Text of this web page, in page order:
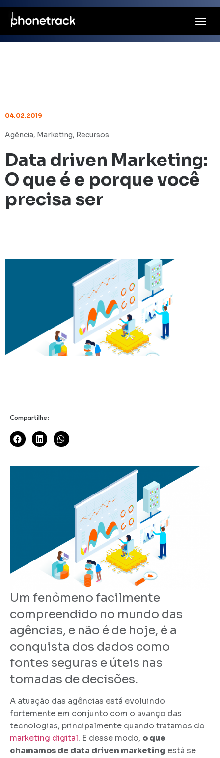
04.02.2019
Agência, Marketing, Recursos
Data driven Marketing:
O que é e porque você
precisa ser
Compartilhe:
Um fenômeno facilmente
compreendido no mundo das
agências, e não é de hoje, é a
conquista dos dados como
fontes seguras e úteis nas
tomadas de decisões.
A atuação das agências está evoluindo
fortemente em conjunto com o avanço das
tecnologias, principalmente quando tratamos do
marketing digital. E desse modo, o que
chamamos de data driven marketing está se